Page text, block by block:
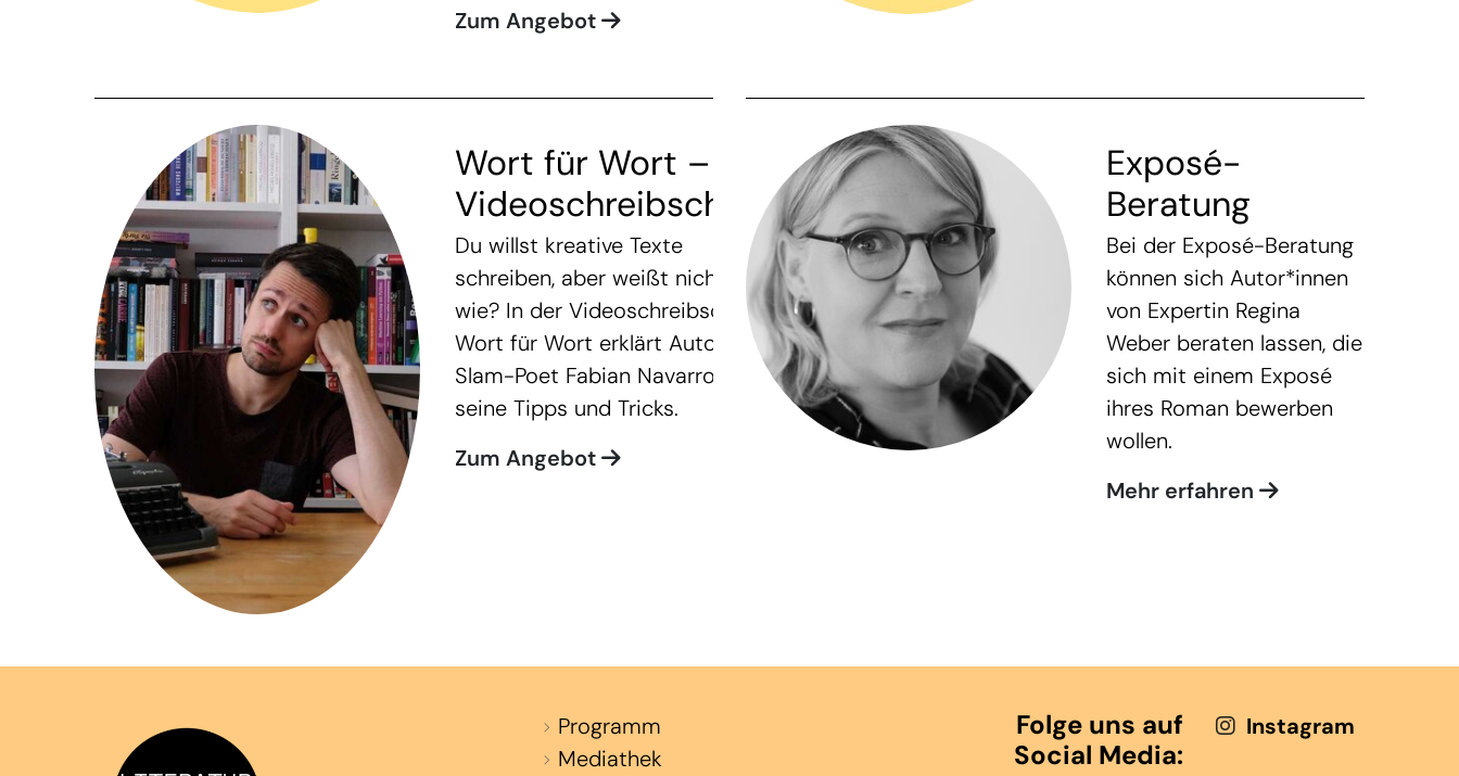
Zum Angebot
Wort für Wort –
Videoschreibschule
Du willst kreative Texte
schreiben, aber weißt nicht,
wie? In der Videoschreibschule
Wort für Wort erklärt Autor und
Slam-Poet Fabian Navarro dir
seine Tipps und Tricks.
Zum Angebot
Exposé-
Beratung
Bei der Exposé-Beratung
können sich Autor*innen
von Expertin Regina
Weber beraten lassen, die
sich mit einem Exposé
ihres Roman bewerben
wollen.
Mehr erfahren
Programm
Mediathek
Folge uns auf
Social Media:
Instagram